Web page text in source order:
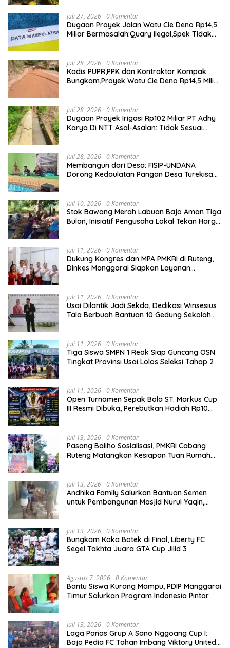
Juli 27, 2026 0 Komentar
Dugaan Proyek Jalan Watu Cie Deno Rp14,5
Miliar Bermasalah:Quary Ilegal,Spek Tidak
Juli 28, 2026 0 Komentar
Kadis PUPR,PPK dan Kontraktor Kompak
Bungkam,Proyek Watu Cie Deno Rp14,5 Miliar
Juli 28, 2026 0 Komentar
Dugaan Proyek Irigasi Rp102 Miliar PT Adhy
Karya Di NTT Asal-Asalan: Tidak Sesuai
Juli 28, 2026 0 Komentar
Membangun dari Desa: FISIP-UNDANA
Dorong Kedaulatan Pangan Desa Turekisa
Juli 10, 2026 0 Komentar
Stok Bawang Merah Labuan Bajo Aman Tiga
Bulan, Inisiatif Pengusaha Lokal Tekan Harga
Juli 11, 2026 0 Komentar
Dukung Kongres dan MPA PMKRI di Ruteng,
Dinkes Manggarai Siapkan Layanan
Juli 11, 2026 0 Komentar
Usai Dilantik Jadi Sekda, Dedikasi Winsesius
Tala Berbuah Bantuan 10 Gedung Sekolah
Juli 11, 2026 0 Komentar
Tiga Siswa SMPN 1 Reok Siap Guncang OSN
Tingkat Provinsi Usai Lolos Seleksi Tahap 2
Juli 11, 2026 0 Komentar
Open Turnamen Sepak Bola ST. Markus Cup
III Resmi Dibuka, Perebutkan Hadiah Rp10
Juli 13, 2026 0 Komentar
Pasang Baliho Sosialisasi, PMKRI Cabang
Ruteng Matangkan Kesiapan Tuan Rumah
Juli 13, 2026 0 Komentar
Andhika Family Salurkan Bantuan Semen
untuk Pembangunan Masjid Nurul Yaqin,
Juli 13, 2026 0 Komentar
Bungkam Kaka Botek di Final, Liberty FC
Segel Takhta Juara GTA Cup Jilid 3
Agustus 7, 2026 0 Komentar
Bantu Siswa Kurang Mampu, PDIP Manggarai
Timur Salurkan Program Indonesia Pintar
Juli 13, 2026 0 Komentar
Laga Panas Grup A Sano Nggoang Cup I:
Bajo Pedia FC Tahan Imbang Viktory United